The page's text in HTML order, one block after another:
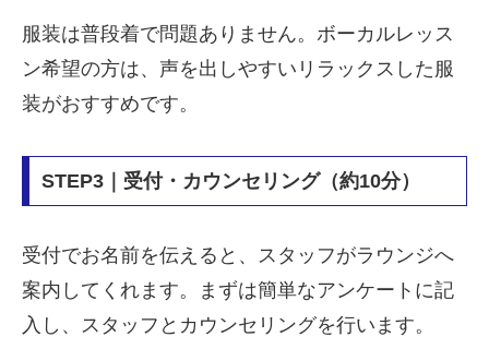
服装は普段着で問題ありません。ボーカルレッス
ン希望の方は、声を出しやすいリラックスした服
装がおすすめです。
STEP3｜受付・カウンセリング（約10分）
受付でお名前を伝えると、スタッフがラウンジへ
案内してくれます。まずは簡単なアンケートに記
入し、スタッフとカウンセリングを行います。